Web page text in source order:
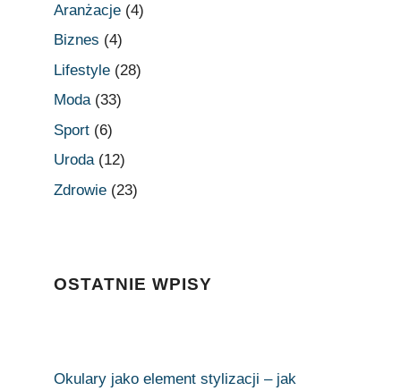
Aranżacje (4)
Biznes (4)
Lifestyle (28)
Moda(33)
Sport (6)
Uroda(12)
Zdrowie (23)
OSTATNIE WPISY
Okulary jako element stylizacji – jak